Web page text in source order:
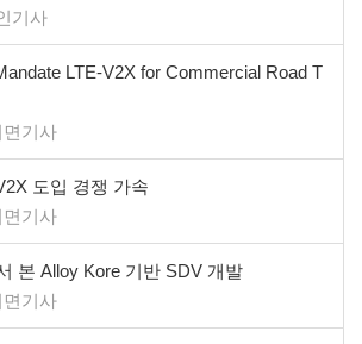
기사
LTE-V2X for Commercial Road T
면기사
도입 경쟁 가속
면기사
본 Alloy Kore 기반 SDV 개발
면기사